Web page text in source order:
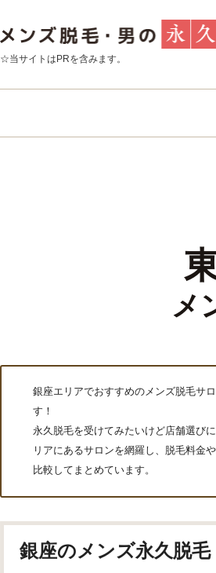
☆当サイトはPRを含みます。
メ
銀座エリアでおすすめのメンズ脱毛サ
す！
永久脱毛を受けてみたいけど店舗選び
リアにあるサロンを網羅し、脱毛料金
比較してまとめています。
銀座のメンズ永久脱